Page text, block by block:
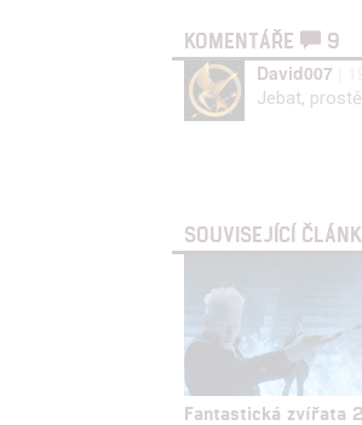
KOMENTÁŘE
9
David007
Jebat,
SOUVISEJÍCÍ
Fantastická zvířata